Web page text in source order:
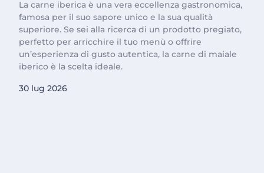
La carne iberica è una vera eccellenza gastronomica,
famosa per il suo sapore unico e la sua qualità
superiore. Se sei alla ricerca di un prodotto pregiato,
perfetto per arricchire il tuo menù o offrire
un’esperienza di gusto autentica, la carne di maiale
iberico è la scelta ideale.
30 lug 2026